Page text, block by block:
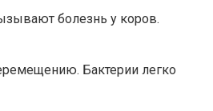
болезнь у коров.
Бактерии легко